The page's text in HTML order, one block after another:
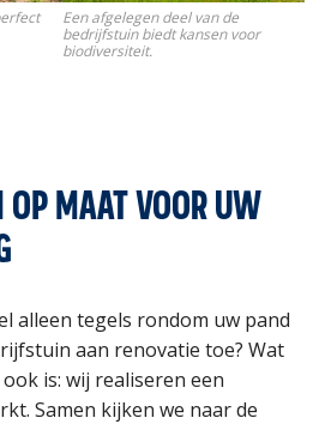
Een afgelegen deel van de
bedrijfstuin biedt kansen voor
biodiversiteit.
OP MAAT VOOR UW
alleen tegels rondom uw pand
aan renovatie toe? Wat
is: wij realiseren een
Samen kijken we naar de